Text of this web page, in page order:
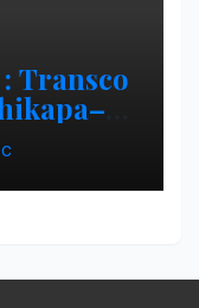
Transco
les